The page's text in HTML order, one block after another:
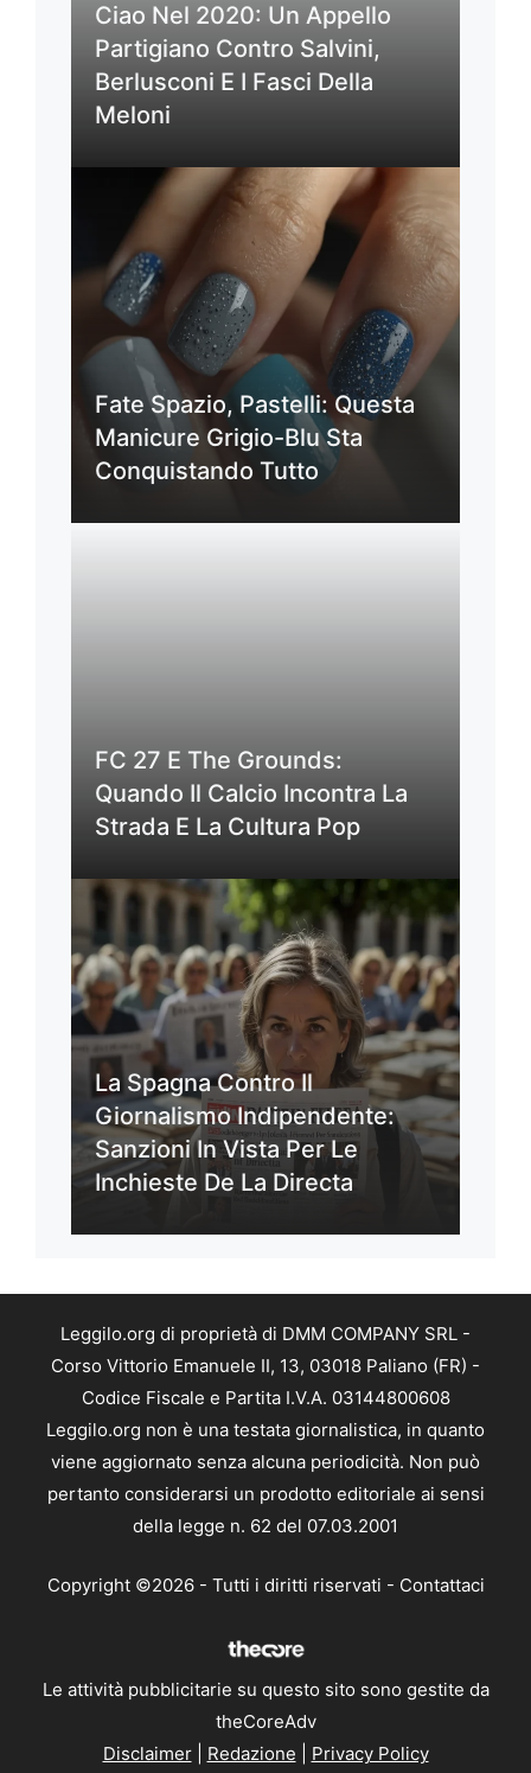
Ciao Nel 2020: Un Appello
Partigiano Contro Salvini,
Berlusconi E I Fasci Della
Meloni
Fate Spazio, Pastelli: Questa
Manicure Grigio-Blu Sta
Conquistando Tutto
FC 27 E The Grounds:
Quando Il Calcio Incontra La
Strada E La Cultura Pop
La Spagna Contro Il
Giornalismo Indipendente:
Sanzioni In Vista Per Le
Inchieste De La Directa
Leggilo.org di proprietà di DMM COMPANY SRL -
Corso Vittorio Emanuele II, 13, 03018 Paliano (FR) -
Codice Fiscale e Partita I.V.A. 03144800608
Leggilo.org non è una testata giornalistica, in quanto
viene aggiornato senza alcuna periodicità. Non può
pertanto considerarsi un prodotto editoriale ai sensi
della legge n. 62 del 07.03.2001
Copyright ©2026 - Tutti i diritti riservati - Contattaci
Le attività pubblicitarie su questo sito sono gestite da
theCoreAdv
Disclaimer| Redazione Privacy Policy